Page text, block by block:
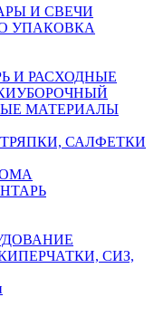
И СВЕЧИ
УПАКОВКА
И РАСХОДНЫЕ
УБОРОЧНЫЙ
МАТЕРИАЛЫ
САЛФЕТКИ
ПЕРЧАТКИ, СИЗ,